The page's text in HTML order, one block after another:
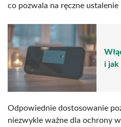
co pozwala na ręczne
i jak
Odpowiednie dostosowanie
niezwykle ważne dla ochrony